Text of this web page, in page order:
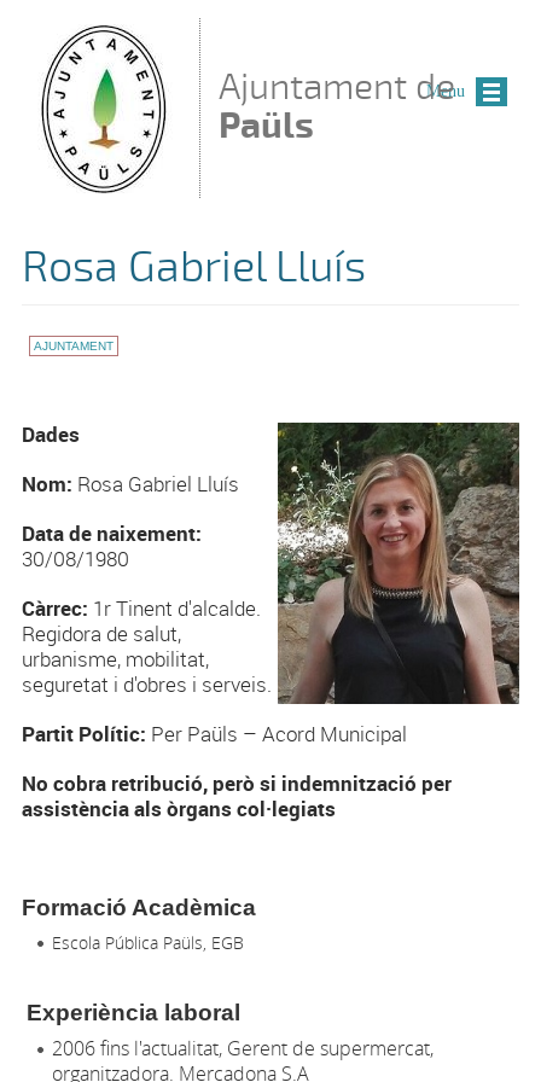
Ajuntament de
Paüls
Rosa Gabriel Lluís
AJUNTAMENT
Dades
Nom: Rosa Gabriel Lluís
Data de naixement:
30/08/1980
Càrrec: 1r Tinent d'alcalde.
Regidora de salut,
urbanisme, mobilitat,
seguretat i d'obres i serveis.
Partit Polític: Per Paüls – Acord Municipal
No cobra retribució, però si indemnització per
assistència als òrgans col·legiats
Formació Acadèmica
Escola Pública Paüls, EGB
Experiència laboral
2006 fins l'actualitat, Gerent de supermercat,
organitzadora. Mercadona S.A
Menu